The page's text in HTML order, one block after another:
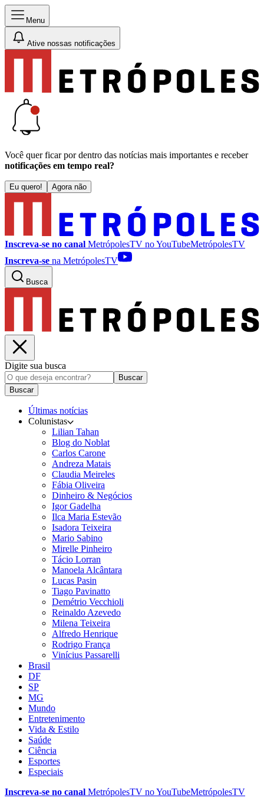
Menu
Ative nossas notificações
Você quer ficar por dentro das notícias mais importantes e receber
notificações em tempo real?
Eu quero! Agora não
Inscreva-se no canal MetrópolesTV noYouTubeMetrópolesTV
Inscreva-se na MetrópolesTV
Busca
Digite sua busca
Buscar
Buscar
Últimas notícias
Colunistas
Lilian Tahan
Blog do Noblat
Carlos Carone
Andreza Matais
Claudia Meireles
Fábia Oliveira
Dinheiro & Negócios
Igor Gadelha
Ilca Maria Estevão
Isadora Teixeira
Mario Sabino
Mirelle Pinheiro
Tácio Lorran
Manoela Alcântara
Lucas Pasin
Tiago Pavinatto
Demétrio Vecchioli
Reinaldo Azevedo
Milena Teixeira
Alfredo Henrique
Rodrigo França
Vinícius Passarelli
Brasil
DF
SP
MG
Mundo
Entretenimento
Vida & Estilo
Saúde
Ciência
Esportes
Especiais
Inscreva-se no canal MetrópolesTV noYouTubeMetrópolesTV